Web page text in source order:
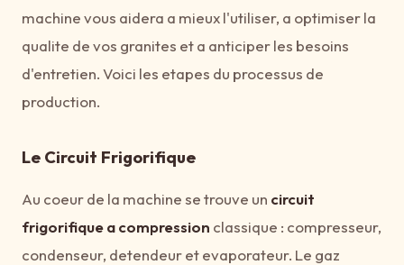
machine vous aidera a mieux l'utiliser, a optimiser la
qualite de vos granites et a anticiper les besoins
d'entretien. Voici les etapes du processus de
production.
Le Circuit Frigorifique
Au coeur de la machine se trouve un circuit
frigorifique a compression classique : compresseur,
condenseur, detendeur et evaporateur. Le gaz